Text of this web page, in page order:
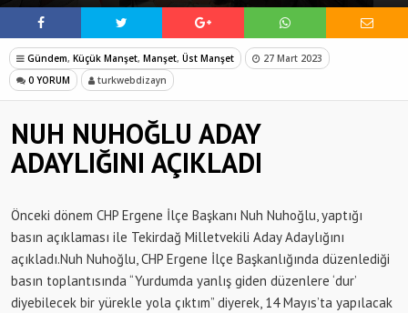
Gündem, Küçük Manşet, Manşet, Üst Manşet
27 Mart 2023
0 YORUM
turkwebdizayn
NUH NUHOĞLU ADAY
ADAYLIĞINI AÇIKLADI
Önceki dönem CHP Ergene İlçe Başkanı Nuh Nuhoğlu, yaptığı
basın açıklaması ile Tekirdağ Milletvekili Aday Adaylığını
açıkladı.Nuh Nuhoğlu, CHP Ergene İlçe Başkanlığında düzenlediği
basın toplantısında “Yurdumda yanlış giden düzenlere ‘dur’
diyebilecek bir yürekle yola çıktım” diyerek, 14 Mayıs’ta yapılacak